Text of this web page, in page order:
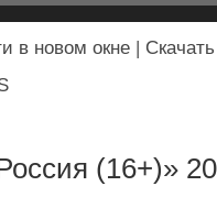
в новом окне | Скачать
(16+)»